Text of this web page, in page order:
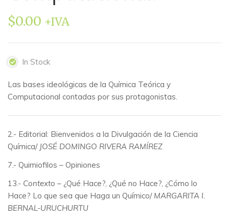
$0.00 +IVA
In Stock
Las bases ideológicas de la Química Teórica y
Computacional contadas por sus protagonistas.
2.- Editorial: Bienvenidos a la Divulgación de la Ciencia
Química/ JOSÉ DOMINGO RIVERA RAMÍREZ
7.- Quimiofilos – Opiniones
13.- Contexto – ¿Qué Hace?, ¿Qué no Hace?, ¿Cómo lo
Hace? Lo que sea que Haga un Químico/ MARGARITA I.
BERNAL-URUCHURTU